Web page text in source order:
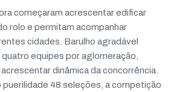
começaram acrescentar edificar
rolo e permitam acompanhar
cidades. Barulho agradável
equipes por aglomeração,
dinâmica da concorrência.
48 seleções, a competição